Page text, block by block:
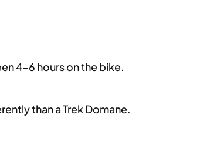
4-6 hours on the bike.
than a Trek Domane.